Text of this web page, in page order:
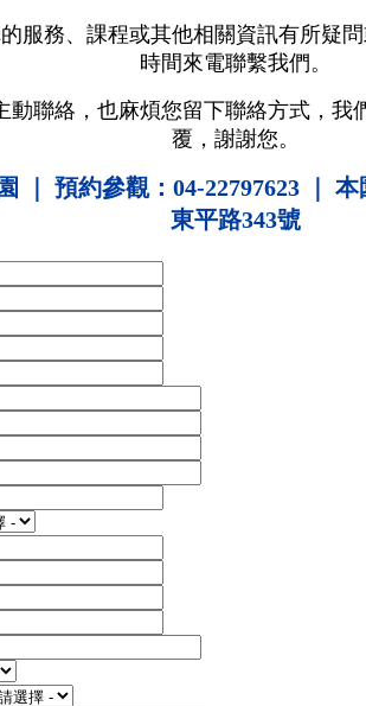
服務、課程或其他相關資訊有所疑
時間來電聯繫我們。
動聯絡，也麻煩您留下聯絡方式，我
覆，謝謝您。
｜ 預約參觀：04-22797623
本
東平路343號